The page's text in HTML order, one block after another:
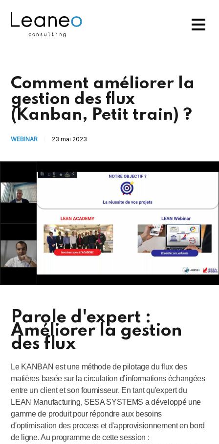
Comment améliorer la
gestion des flux
(Kanban, Petit train) ?
WEBINAR 23 mai 2023
Parole d'expert :
Améliorer la gestion
des flux
Le KANBAN est une méthode de pilotage du flux des
matières basée sur la circulation d’informations échangées
entre un client et son fournisseur. En tant qu'expert du
LEAN Manufacturing, SESA SYSTEMS a développé une
gamme de produit pour répondre aux besoins
d'optimisation des process et d'approvisionnement en bord
de ligne. Au programme de cette session :